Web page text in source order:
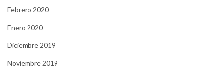
Febrero 2020
Enero 2020
Diciembre 2019
Noviembre 2019